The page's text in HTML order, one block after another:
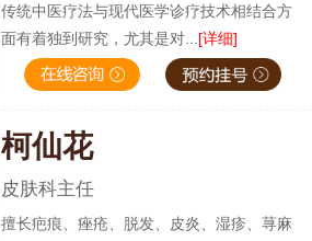
传统中医疗法与现代医学诊疗技术相结合方
面有着独到研究，尤其是对... [详细]
柯仙花
皮肤科主任
擅长疤痕、痤疮、脱发、皮炎、湿疹、荨麻